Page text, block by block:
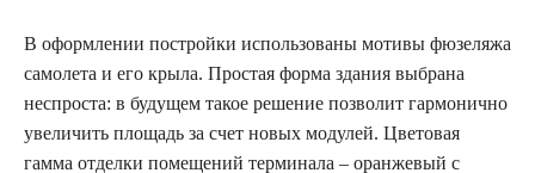
В оформлении постройки использованы мотивы фюзеляжа
самолета и его крыла. Простая форма здания выбрана
неспроста: в будущем такое решение позволит гармонично
увеличить площадь за счет новых модулей. Цветовая
гамма отделки помещений терминала – оранжевый с